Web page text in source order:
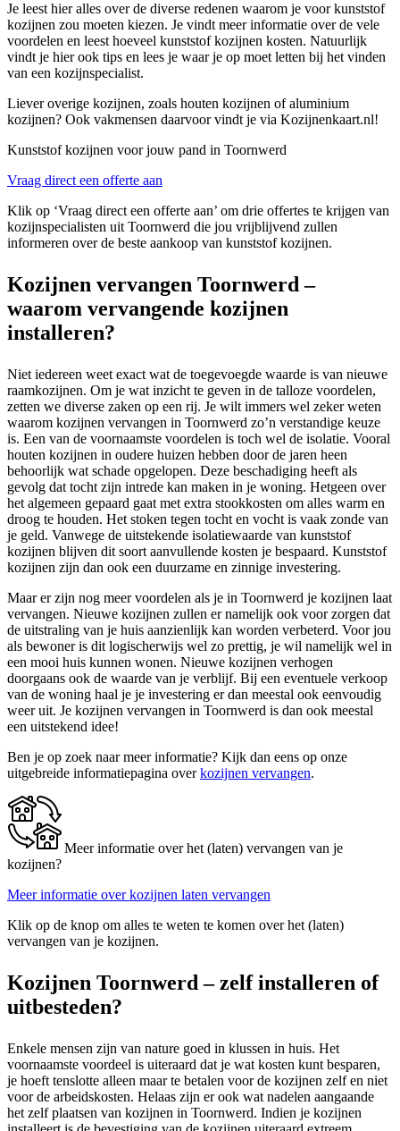
Je leest hier alles over de diverse redenen waarom je voor kunststof
kozijnen zou moeten kiezen. Je vindt meer informatie over de vele
voordelen en leest hoeveel kunststof kozijnen kosten. Natuurlijk
vindt je hier ook tips en lees je waar je op moet letten bij het vinden
van een kozijnspecialist.
Liever overige kozijnen, zoals houten kozijnen of aluminium
kozijnen? Ook vakmensen daarvoor vindt je via Kozijnenkaart.nl!
Kunststof kozijnen voor jouw pand in Toornwerd
Vraag direct een offerte aan
Klik op ‘Vraag direct een offerte aan’ om drie offertes te krijgen van
kozijnspecialisten uit Toornwerd die jou vrijblijvend zullen
informeren over de beste aankoop van kunststof kozijnen.
Kozijnen vervangen Toornwerd –
waarom vervangende kozijnen
installeren?
Niet iedereen weet exact wat de toegevoegde waarde is van nieuwe
raamkozijnen. Om je wat inzicht te geven in de talloze voordelen,
zetten we diverse zaken op een rij. Je wilt immers wel zeker weten
waarom kozijnen vervangen in Toornwerd zo’n verstandige keuze
is. Een van de voornaamste voordelen is toch wel de isolatie. Vooral
houten kozijnen in oudere huizen hebben door de jaren heen
behoorlijk wat schade opgelopen. Deze beschadiging heeft als
gevolg dat tocht zijn intrede kan maken in je woning. Hetgeen over
het algemeen gepaard gaat met extra stookkosten om alles warm en
droog te houden. Het stoken tegen tocht en vocht is vaak zonde van
je geld. Vanwege de uitstekende isolatiewaarde van kunststof
kozijnen blijven dit soort aanvullende kosten je bespaard. Kunststof
kozijnen zijn dan ook een duurzame en zinnige investering.
Maar er zijn nog meer voordelen als je in Toornwerd je kozijnen laat
vervangen. Nieuwe kozijnen zullen er namelijk ook voor zorgen dat
de uitstraling van je huis aanzienlijk kan worden verbeterd. Voor jou
als bewoner is dit logischerwijs wel zo prettig, je wil namelijk wel in
een mooi huis kunnen wonen. Nieuwe kozijnen verhogen
doorgaans ook de waarde van je verblijf. Bij een eventuele verkoop
van de woning haal je je investering er dan meestal ook eenvoudig
weer uit. Je kozijnen vervangen in Toornwerd is dan ook meestal
een uitstekend idee!
Ben je op zoek naar meer informatie? Kijk dan eens op onze
uitgebreide informatiepagina overkozijnen vervangen.
Meer informatie over het (laten) vervangen van je
kozijnen?
Meer informatie over kozijnen laten vervangen
Klik op de knop om alles te weten te komen over het (laten)
vervangen van je kozijnen.
Kozijnen Toornwerd – zelf installeren of
uitbesteden?
Enkele mensen zijn van nature goed in klussen in huis. Het
voornaamste voordeel is uiteraard dat je wat kosten kunt besparen,
je hoeft tenslotte alleen maar te betalen voor de kozijnen zelf en niet
voor de arbeidskosten. Helaas zijn er ook wat nadelen aangaande
het zelf plaatsen van kozijnen in Toornwerd. Indien je kozijnen